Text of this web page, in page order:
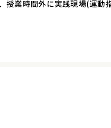
授業時間外に実践現場(運動